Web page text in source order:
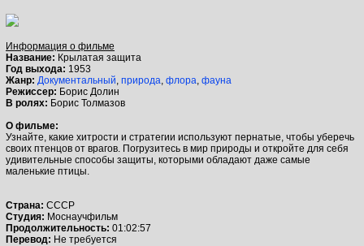
Информация о фильме
Название: Крылатая защита
Год выхода: 1953
Жанр: Документальный, природа, флора, фауна
Режиссер: Борис Долин
В ролях: Борис Толмазов
О фильме:
Узнайте, какие хитрости и стратегии используют пернатые, чтобы уберечь
своих птенцов от врагов. Погрузитесь в мир природы и откройте для себя
удивительные способы защиты, которыми обладают даже самые
маленькие птицы.
Страна: СССР
Студия: Моснаучфильм
Продолжительность: 01:02:57
Перевод: Не требуется